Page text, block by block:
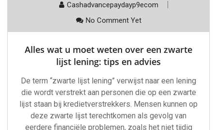
Cashadvancepaydayp9ecom
No Comment Yet
Alles wat u moet weten over een zwarte
lijst lening: tips en advies
De term “zwarte lijst lening” verwijst naar een lening
die wordt verstrekt aan personen die op een zwarte
lijst staan bij kredietverstrekkers. Mensen kunnen op
deze zwarte lijst terechtkomen als gevolg van
eerdere financiële problemen, zoals het niet tijdig